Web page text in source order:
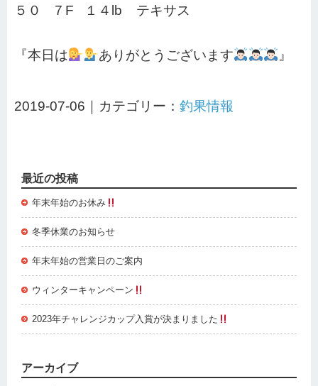
５０ ７F １４lb テキサス
『本日は ありがとうございます 』
2019-07-06｜カテゴリー： 釣果情報
最近の投稿
年末年始のお休み
冬季休業のお知らせ
年末年始の営業日のご案内
ウィンターキャンペーン
2023年チャレンジカップ入賞が決まりました
アーカイブ